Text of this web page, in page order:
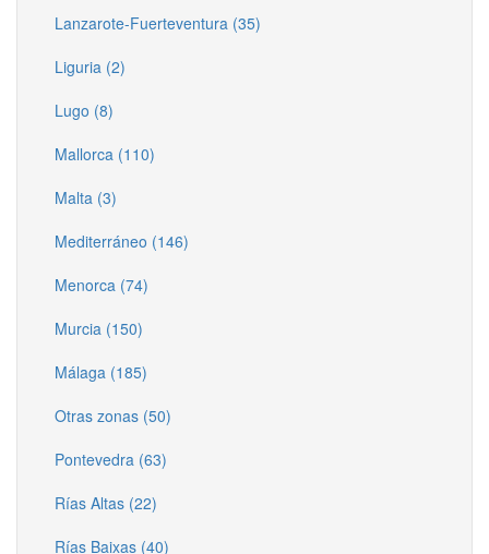
Lanzarote-Fuerteventura (35)
Liguria (2)
Lugo (8)
Mallorca (110)
Malta (3)
Mediterráneo (146)
Menorca (74)
Murcia (150)
Málaga (185)
Otras zonas (50)
Pontevedra (63)
Rías Altas (22)
Rías Baixas (40)